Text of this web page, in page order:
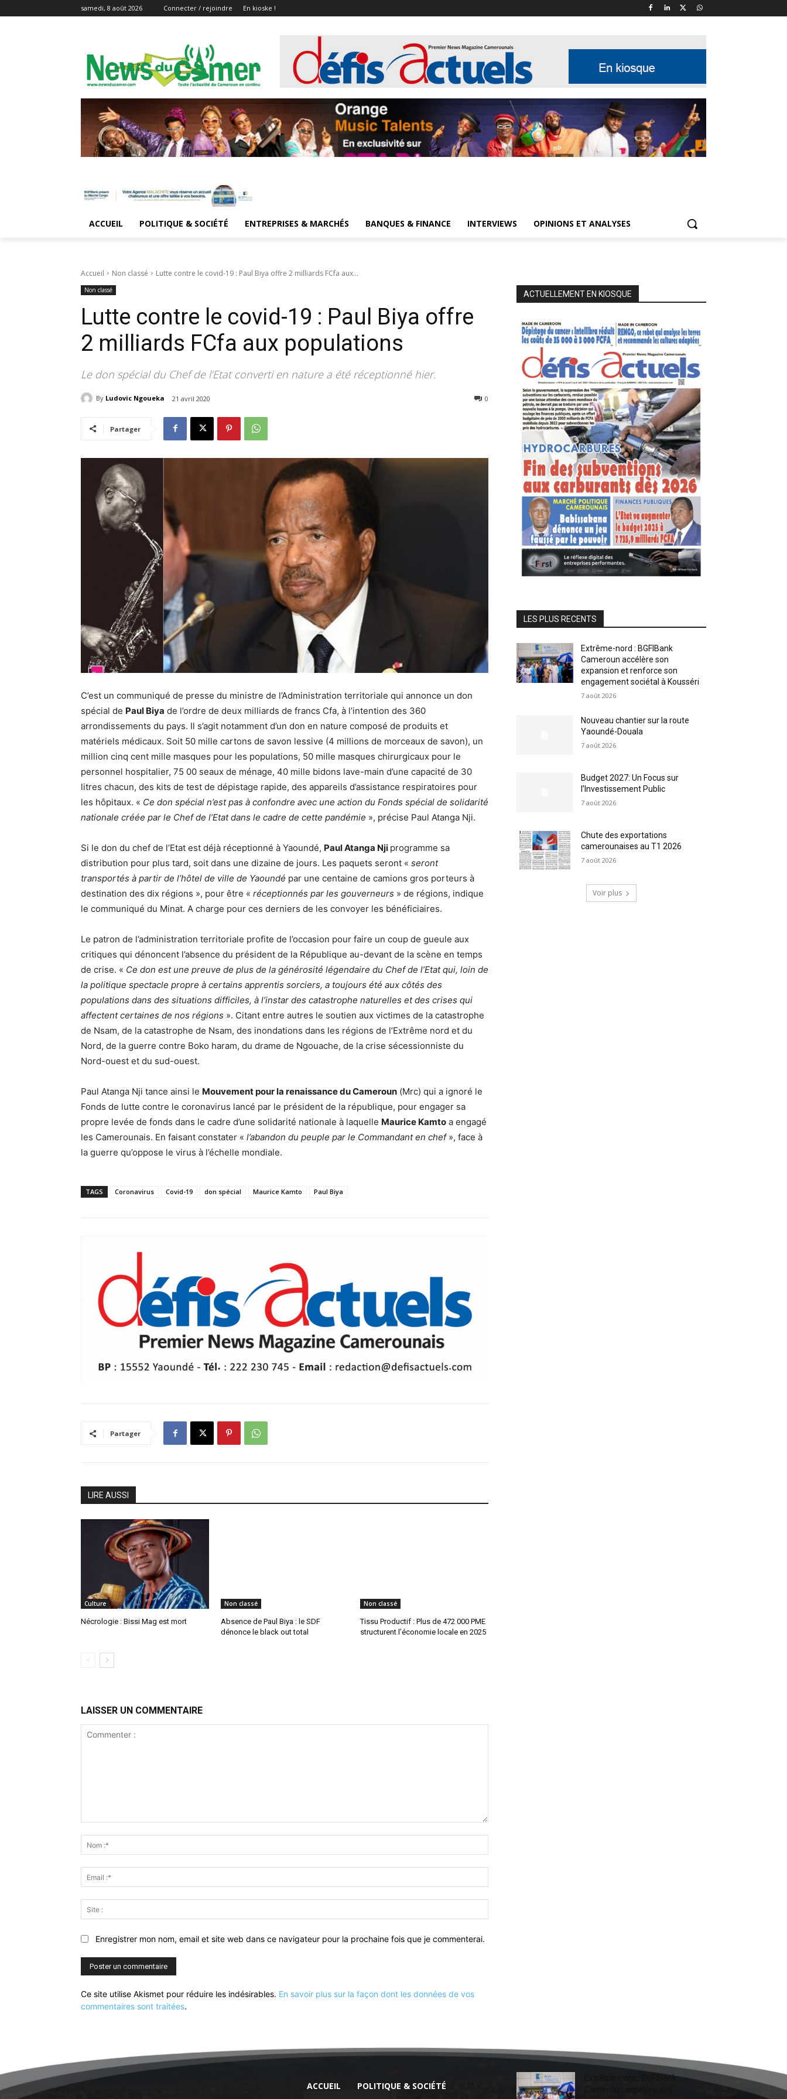
samedi, 8 août 2026 Connecter / rejoindre En kioske !
ACCUEIL POLITIQUE & SOCIÉTÉ ENTREPRISES & MARCHÉS BANQUES & FINANCE INTERVIEWS OPINIONS ET ANALYSES
Accueil Non classé Lutte contre le covid-19 : Paul Biya offre 2 milliards FCfa aux...
Non classé
Lutte contre le covid-19 : Paul Biya offre
2 milliards FCfa aux populations
Le don spécial du Chef de l’Etat converti en nature a été réceptionné hier.
By Ludovic Ngoueka 21 avril 2020 0
Partager
C’est un communiqué de presse du ministre de l’Administration territoriale qui annonce un don
spécial de Paul Biya de l’ordre de deux milliards de francs Cfa, à l’intention des 360
arrondissements du pays. Il s’agit notamment d’un don en nature composé de produits et
matériels médicaux. Soit 50 mille cartons de savon lessive (4 millions de morceaux de savon), un
million cinq cent mille masques pour les populations, 50 mille masques chirurgicaux pour le
personnel hospitalier, 75 00 seaux de ménage, 40 mille bidons lave-main d’une capacité de 30
litres chacun, des kits de test de dépistage rapide, des appareils d’assistance respiratoires pour
les hôpitaux. « Ce don spécial n’est pas à confondre avec une action du Fonds spécial de solidarité
nationale créée par le Chef de l’Etat dans le cadre de cette pandémie », précise Paul Atanga Nji.
Si le don du chef de l’Etat est déjà réceptionné à Yaoundé, Paul Atanga Nji programme sa
distribution pour plus tard, soit dans une dizaine de jours. Les paquets seront « seront
transportés à partir de l’hôtel de ville de Yaoundé par une centaine de camions gros porteurs à
destination des dix régions », pour être « réceptionnés par les gouverneurs » de régions, indique
le communiqué du Minat. A charge pour ces derniers de les convoyer les bénéficiaires.
Le patron de l’administration territoriale profite de l’occasion pour faire un coup de gueule aux
critiques qui dénoncent l’absence du président de la République au-devant de la scène en temps
de crise. « Ce don est une preuve de plus de la générosité légendaire du Chef de l’Etat qui, loin de
la politique spectacle propre à certains apprentis sorciers, a toujours été aux côtés des
populations dans des situations difficiles, à l’instar des catastrophe naturelles et des crises qui
affectent certaines de nos régions ». Citant entre autres le soutien aux victimes de la catastrophe
de Nsam, de la catastrophe de Nsam, des inondations dans les régions de l’Extrême nord et du
Nord, de la guerre contre Boko haram, du drame de Ngouache, de la crise sécessionniste du
Nord-ouest et du sud-ouest.
Paul Atanga Nji tance ainsi le Mouvement pour la renaissance du Cameroun (Mrc) qui a ignoré le
Fonds de lutte contre le coronavirus lancé par le président de la république, pour engager sa
propre levée de fonds dans le cadre d’une solidarité nationale à laquelle Maurice Kamto a engagé
les Camerounais. En faisant constater « l’abandon du peuple par le Commandant en chef», face à
la guerre qu’oppose le virus à l’échelle mondiale.
TAGS Coronavirus Covid-19 don spécial Maurice Kamto Paul Biya
Partager
LIRE AUSSI
Culture
Nécrologie : Bissi Mag est mort
Non classé
Absence de Paul Biya : le SDF
dénonce le black out total
Non classé
Tissu Productif : Plus de 472 000 PME
structurent l’économie locale en 2025
LAISSER UN COMMENTAIRE
:*
:*
:
Enregistrer mon nom, email et site web dans ce navigateur pour la prochaine fois que je commenterai.
Ce site utilise Akismet pour réduire les indésirables. En savoir plus sur la façon dont les données de vos
commentaires sont traitées.
ACTUELLEMENT EN KIOSQUE
LES PLUS RECENTS
Extrême-nord : BGFIBank
Cameroun accélère son
expansion et renforce son
engagement sociétal à Kousséri
7 août 2026
Nouveau chantier sur la route
Yaoundé-Douala
7 août 2026
Budget 2027: Un Focus sur
l’Investissement Public
7 août 2026
Chute des exportations
camerounaises au T1 2026
7 août 2026
Voir plus
ACCUEIL POLITIQUE & SOCIÉTÉ
Extrême-nord : BGFIBank